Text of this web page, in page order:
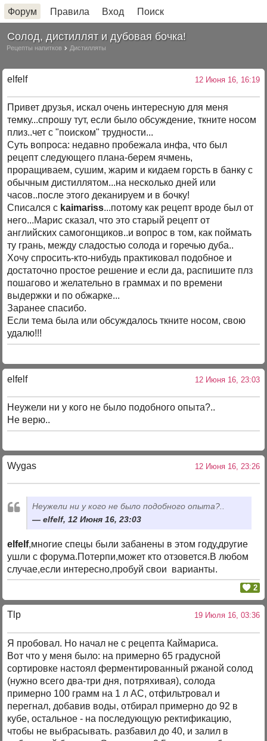
Форум Правила Вход Поиск
Солод, дистиллят и дубовая бочка!
Рецепты напитков Дистилляты
elfelf 12 Июня 16, 16:19
Привет друзья, искал очень интересную для меня
темку...спрошу тут, если было обсуждение, ткните носом
плиз..чет с "поиском" трудности...
Суть вопроса: недавно пробежала инфа, что был
рецепт следующего плана-берем ячмень,
проращиваем, сушим, жарим и кидаем горсть в банку с
обычным дистиллятом...на несколько дней или
часов..после этого деканируем и в бочку!
Списался с kaimariss...потому как рецепт вроде был от
него...Марис сказал, что это старый рецепт от
английских самогонщиков..и вопрос в том, как поймать
ту грань, между сладостью солода и горечью дуба..
Хочу спросить-кто-нибудь практиковал подобное и
достаточно простое решение и если да, распишите плз
пошагово и желательно в граммах и по времени
выдержки и по обжарке...
Заранее спасибо.
Если тема была или обсуждалось ткните носом, свою
удалю!!!
elfelf 12 Июня 16, 23:03
Неужели ни у кого не было подобного опыта?..
Не верю..
Wygas 12 Июня 16, 23:26
Неужели ни у кого не было подобного опыта?..
elfelf, 12 Июня 16, 23:03
elfelf,многие спецы были забанены в этом году,другие
ушли с форума.Потерпи,может кто отзовется.В любом
случае,если интересно,пробуй свои варианты.
2
Tlp 19 Июля 16, 03:36
Я пробовал. Но начал не с рецепта Каймариса.
Вот что у меня было: на примерно 65 градусной
сортировке настоял ферментированный ржаной солод
(нужно всего два-три дня, потряхивая), солода
примерно 100 грамм на 1 л АС, отфильтровал и
перегнал, добавив воды, отбирал примерно до 92 в
кубе, остальное - на последующую ректификацию,
чтобы не выбрасывать. разбавил до 40, и залил в